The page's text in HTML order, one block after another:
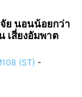
ย นอนน้อยกว่า
เสี่ยงอัมพาต
(ST) -